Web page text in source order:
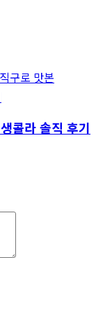
콜라 솔직 후기